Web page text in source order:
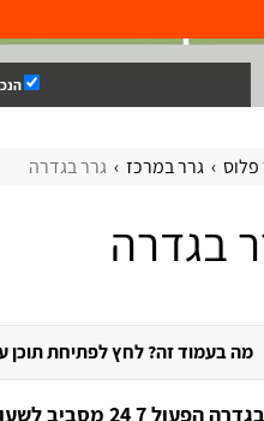
פלוס גרר במרכז גרר בגדרה
בגדרה
מה בעמוד זה? לחץ לפתיחת תוכן
גרר בגדרה